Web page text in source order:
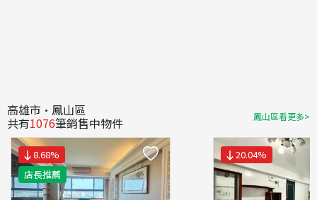
高雄市·鳳山區
共有1076筆銷售中物件 鳳山區看更多>
8.68%
店長推薦
20.04%